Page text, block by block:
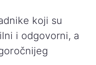
koji su
i odgovorni, a